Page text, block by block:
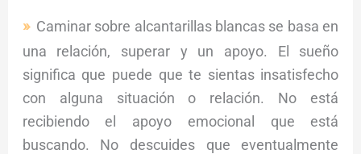
Caminar sobre alcantarillas blancas se basa en
una relación, superar y un apoyo. El sueño
significa que puede que te sientas insatisfecho
con alguna situación o relación. No está
recibiendo el apoyo emocional que está
buscando. No descuides que eventualmente